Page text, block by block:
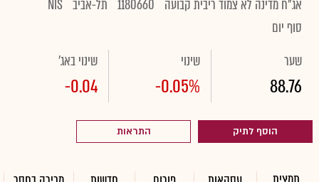
אג"ח מדינה לא צמוד ריבית קבועה
1180660 תל-אביב NIS
סוף יום
שער
88.76
שינוי
-0.05%
שינוי באג'
-0.04
הוסף לתיק התראות